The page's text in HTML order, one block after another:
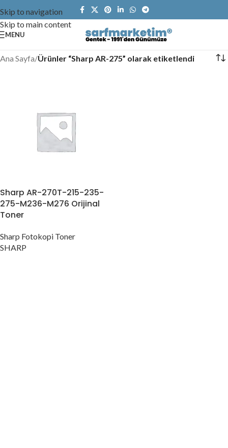
Skip to navigation
Skip to main content
MENU
Ana Sayfa/Ürünler “Sharp AR-275” olarak etiketlendi
Sharp AR-270T-215-235-
275-M236-M276 Orijinal
Toner
Sharp Fotokopi Toner
SHARP